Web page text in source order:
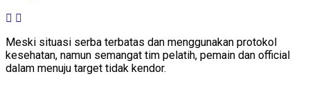
Meski situasi serba terbatas dan menggunakan protokol
kesehatan, namun semangat tim pelatih, pemain dan official
dalam menuju target tidak kendor.